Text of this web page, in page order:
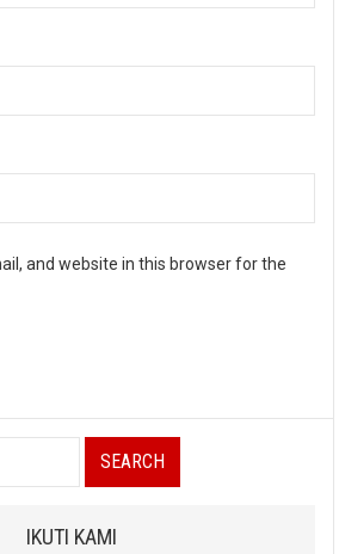
and website in this browser for the
IKUTI KAMI